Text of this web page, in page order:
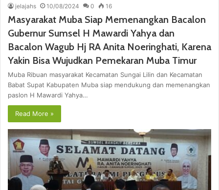
jelajahs 10/08/2024 0 16
Masyarakat Muba Siap Memenangkan Bacalon
Gubernur Sumsel H Mawardi Yahya dan
Bacalon Wagub Hj RA Anita Noeringhati, Karena
Yakin Bisa Wujudkan Pemekaran Muba Timur
Muba Ribuan masyarakat Kecamatan Sungai Lilin dan Kecamatan
Babat Supat Kabupaten Muba siap mendukung dan memenangkan
paslon H Mawardi Yahya…
Read More »